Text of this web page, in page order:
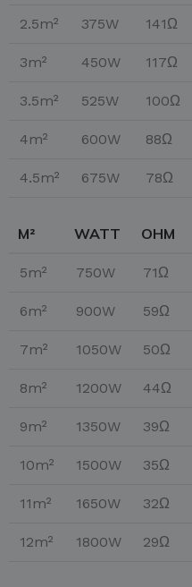
2.5m² 375W 141Ω
3m² 450W 117Ω
3.5m² 525W 100Ω
4m² 600W 88Ω
4.5m² 675W 78Ω
M² WATT OHM
5m² 750W 71Ω
6m² 900W 59Ω
7m² 1050W 50Ω
8m² 1200W 44Ω
9m² 1350W 39Ω
10m² 1500W 35Ω
11m² 1650W 32Ω
12m² 1800W 29Ω